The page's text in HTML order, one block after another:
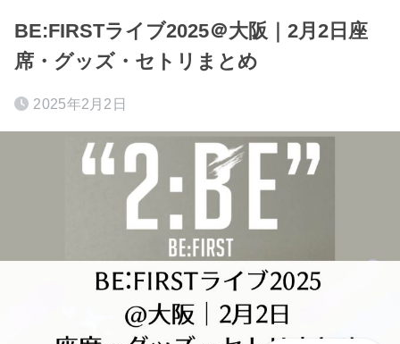
BE:FIRSTライブ2025＠大阪｜2月2日座
席・グッズ・セトリまとめ
2025年2月2日